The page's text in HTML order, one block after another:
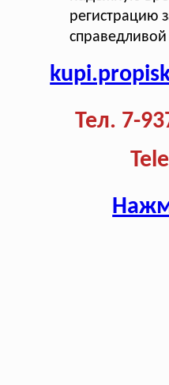
регистрацию
Тел. 7-